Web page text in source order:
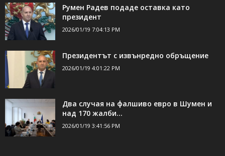
Румен Радев подаде оставка като
президент
2026/01/19 7:04:13 PM
Президентът с извънредно обръщение
2026/01/19 4:01:22 PM
Два случая на фалшиво евро в Шумен и
над 170 жалби...
2026/01/19 3:41:56 PM